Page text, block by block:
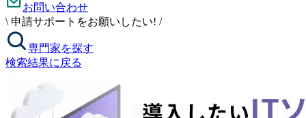
お問い合わせ
\ 申請サポートをお願いしたい! /
専門家を探す
検索結果に戻る